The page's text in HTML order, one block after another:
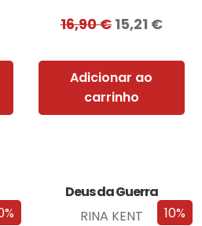
16,90€ 15,21 €
Adicionar ao
carrinho
10%
Deus da Guerra
RINA KENT